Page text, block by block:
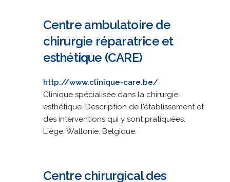
Centre ambulatoire de
chirurgie réparatrice et
esthétique (CARE)
http://www.clinique-care.be/
Clinique spécialisée dans la chirurgie
esthétique. Description de l'établissement et
des interventions qui y sont pratiquées.
Liège, Wallonie. Belgique.
Centre chirurgical des